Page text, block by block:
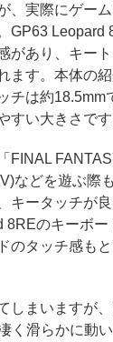
、実際にゲー
GP63 Leopard
があり、キー
ます。本体の
チは約18.5mm
すい大きさです
FINAL
などを遊ぶ際
キータッチが
8REのキーボー
のタッチ感も
しまいますが
く滑らかに動